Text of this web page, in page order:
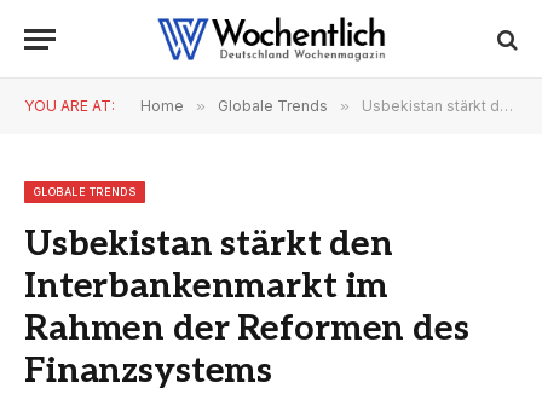
YOU ARE AT: Home » Globale Trends » Usbekistan stärkt den Interbankenmarkt im Rahmen der Reformen des Finanzsystems
GLOBALE TRENDS
Usbekistan stärkt den
Interbankenmarkt im
Rahmen der Reformen des
Finanzsystems